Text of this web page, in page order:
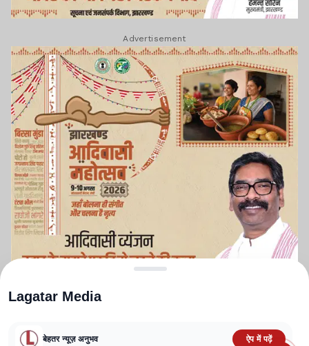
Advertisement
Lagatar Media
बेहतर न्यूज़ अनुभव ऐप में पढ़ें